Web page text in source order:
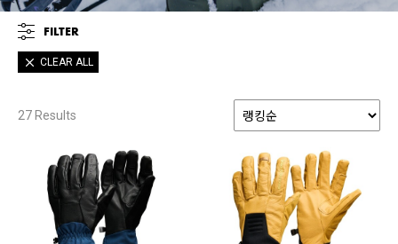
CLEAR ALL
FILTER
27Results